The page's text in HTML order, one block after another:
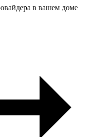
в вашем доме